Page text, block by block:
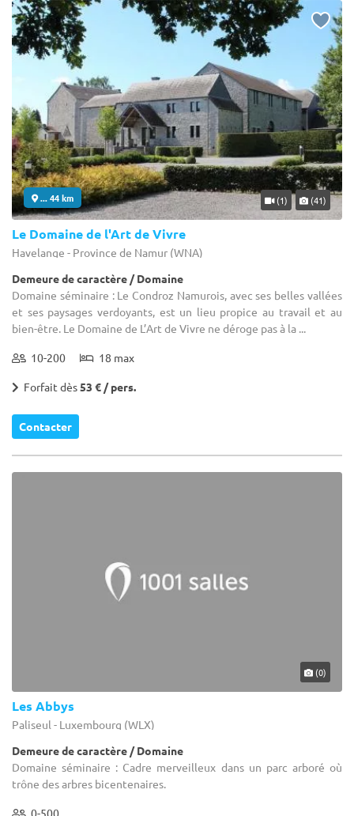
... 44 km (1) (41)
Le Domaine de l'Art de Vivre
Havelange - Province de Namur (WNA)
Demeure de caractère / Domaine
Domaine séminaire : Le Condroz Namurois, avec ses belles vallées
et ses paysages verdoyants, est un lieu propice au travail et au
bien-être. Le Domaine de L’Art de Vivre ne déroge pas à la ...
10-200 18 max
Forfait dès53 € / pers.
Contacter
(0)
Les Abbys
Paliseul - Luxembourg (WLX)
Demeure de caractère / Domaine
Domaine séminaire : Cadre merveilleux dans un parc arboré où
trône des arbres bicentenaires.
0-500